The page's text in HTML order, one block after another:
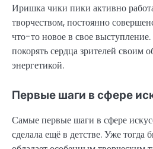
Иришка чики пики активно
творчеством, постоянно
что-то новое в свое
покорять сердца зрителей своим
энергетикой.
Первые шаги в сфере
Самые первые шаги в сфере
сделала ещё в детстве. Уже тогда